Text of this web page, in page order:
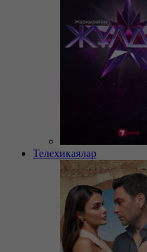
Телехикаялар